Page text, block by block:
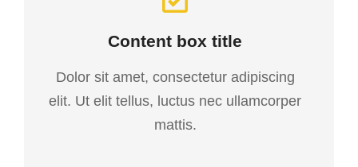
Content box title
Dolor sit amet, consectetur adipiscing
elit. Ut elit tellus, luctus nec ullamcorper
mattis.